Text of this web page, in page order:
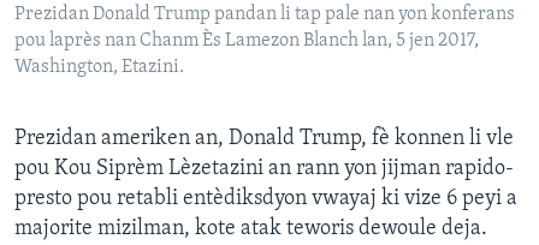
Prezidan Donald Trump pandan li tap pale nan yon konferans
pou laprès nan Chanm Ès Lamezon Blanch lan, 5 jen 2017,
Washington, Etazini.
Prezidan ameriken an, Donald Trump, fè konnen li vle
pou Kou Siprèm Lèzetazini an rann yon jijman rapido-
presto pou retabli entèdiksdyon vwayaj ki vize 6 peyi a
majorite mizilman, kote atak teworis dewoule deja.